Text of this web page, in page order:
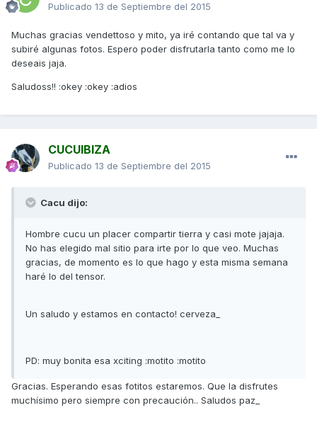
Publicado 13 de Septiembre del 2015
Muchas gracias vendettoso y mito, ya iré contando que tal va y
subiré algunas fotos. Espero poder disfrutarla tanto como me lo
deseais jaja.
Saludoss!! :okey :okey :adios
CUCUIBIZA
Publicado 13 de Septiembre del 2015
Cacu dijo:
Hombre cucu un placer compartir tierra y casi mote jajaja.
No has elegido mal sitio para irte por lo que veo. Muchas
gracias, de momento es lo que hago y esta misma semana
haré lo del tensor.
Un saludo y estamos en contacto! cerveza_
PD: muy bonita esa xciting :motito :motito
Gracias. Esperando esas fotitos estaremos. Que la disfrutes
muchísimo pero siempre con precaución.. Saludos paz_